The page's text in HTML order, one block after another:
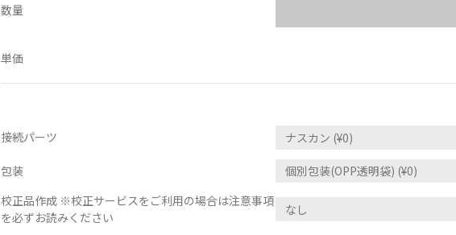
数量
単価
接続パーツ
包装
校正品作成 ※校正サービスをご利用の場合は注意事項
を必ずお読みください